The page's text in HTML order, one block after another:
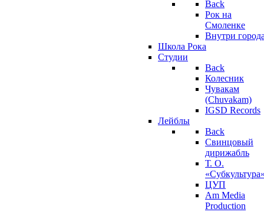
Back
Рок на
Смоленке
Внутри
Школа Рока
Студии
Back
Колесник
Чувакам
(Chuvakam)
IGSD Records
Лейблы
Back
Свинцовый
дирижабль
Т. О.
ЦУП
Am Media
Production